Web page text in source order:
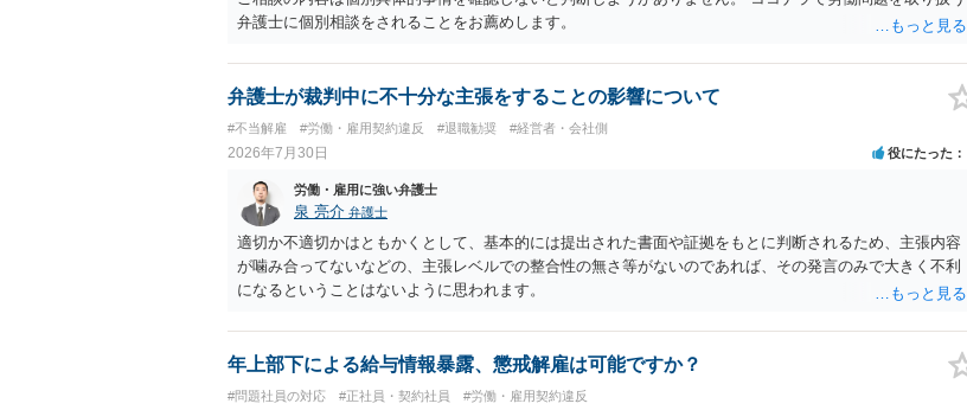
す。 ・事務所側の解除でも、解除理由によってはタレント側に損害賠償が発生する建付けになっているこ
とはあります。ただし、事務所側が一方的に解除したのにタレントへ違約金を課す設計は、合理性や対価
性を欠くとして争いやすいです。逆に、タレント側の重大な契約違反がある場合は、実損害の範囲で請求
される可能性はあります。
弁護士に個別相談をされることをお薦めします。
弁護士が裁判中に不十分な主張をすることの影響について
#不当解雇 #労働・雇用契約違反 #退職勧奨 #経営者・会社側
2026年7月30日 役にたった
労働・雇用に強い弁護士
泉 亮介 弁護士
適切か不適切かはともかくとして、基本的には提出された書面や証拠をもとに判断されるため、主張内容
が噛み合ってないなどの、主張レベルでの整合性の無さ等がないのであれば、その発言のみで大きく不利
になるということはないように思われます。
年上部下による給与情報暴露、懲戒解雇は可能ですか？
#問題社員の対応 #正社員・契約社員 #労働・雇用契約違反